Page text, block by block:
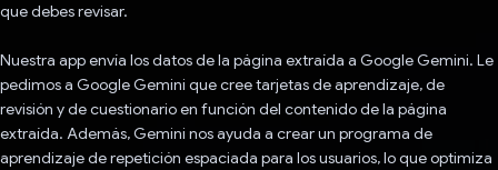
que debes revisar.
Nuestra app envía los datos de la página extraída a Google Gemini. Le
pedimos a Google Gemini que cree tarjetas de aprendizaje, de
revisión y de cuestionario en función del contenido de la página
extraída. Además, Gemini nos ayuda a crear un programa de
aprendizaje de repetición espaciada para los usuarios, lo que optimiza